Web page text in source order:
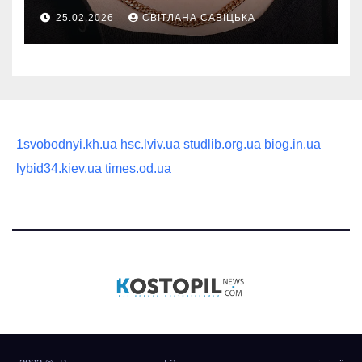
руководство по выбору
статусного украшения
25.02.2026 СВІТЛАНА САВІЦЬКА
1svobodnyi.kh.ua hsc.lviv.ua studlib.org.ua biog.in.ua
lybid34.kiev.ua times.od.ua